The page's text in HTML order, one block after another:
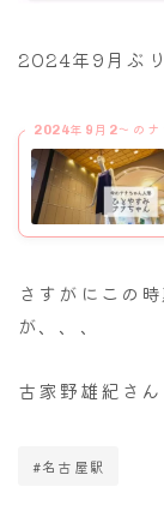
2024年9月ぶ
2024年9月2～のナ
さすがにこの
が、、、
古家野雄紀さ
#名古屋駅